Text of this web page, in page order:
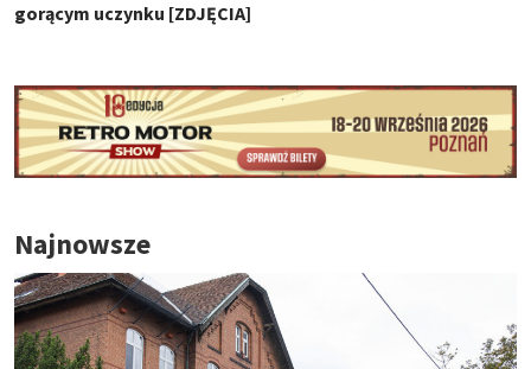
gorącym uczynku [ZDJĘCIA]
Najnowsze